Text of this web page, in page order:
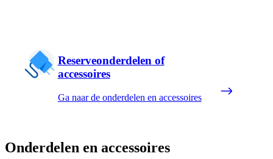
Reserveonderdelen of
accessoires
Ga naar de onderdelen en accessoires
Onderdelen en accessoires